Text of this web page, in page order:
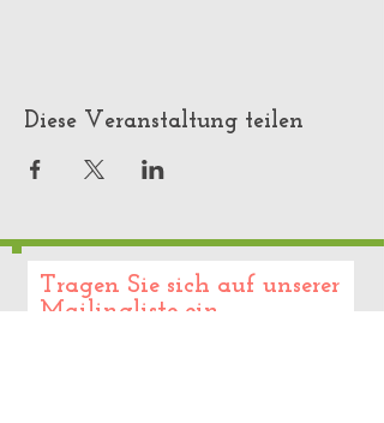
Diese Veranstaltung teilen
Tragen Sie sich auf unserer
Mailingliste ein.